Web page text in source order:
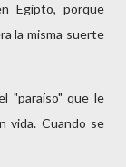
Egipto, porque
la misma suerte
"paraíso" que le
vida. Cuando se